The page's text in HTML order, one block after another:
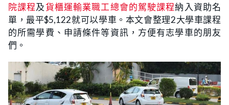
院課程及貨櫃運輸業職工總會的駕駛課程納入資助名
單，最平$5,122就可以學車。本文會整理2大學車課程
的所需學費、申請條件等資訊，方便有志學車的朋友
們。